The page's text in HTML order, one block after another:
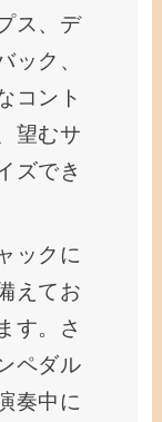
ス、デ
ック、
コント
望むサ
ズでき
ックに
えてお
す。さ
ペダル
奏中に